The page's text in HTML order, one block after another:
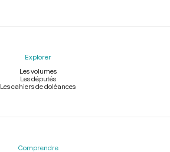
Explorer
Les volumes
Les députés
Les cahiers de doléances
Comprendre